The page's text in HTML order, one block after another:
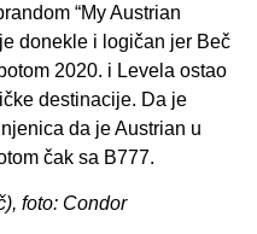
“My Austrian
donekle i logičan jer Beč
2020. i Levela ostao
destinacije. Da je
da je Austrian u
čak sa B777.
foto: Condor